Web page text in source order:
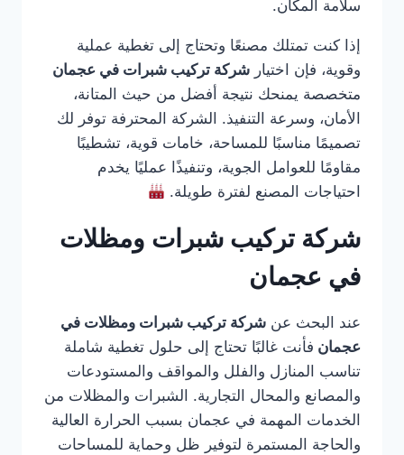
سلامة المكان.
إذا كنت تمتلك مصنعًا وتحتاج إلى تغطية عملية
وقوية، فإن اختيار شركة تركيب شبرات في عجمان
متخصصة يمنحك نتيجة أفضل من حيث المتانة،
الأمان، وسرعة التنفيذ. الشركة المحترفة توفر لك
تصميمًا مناسبًا للمساحة، خامات قوية، تشطيبًا
مقاومًا للعوامل الجوية، وتنفيذًا عمليًا يخدم
احتياجات المصنع لفترة طويلة.
شركة تركيب شبرات ومظلات
في عجمان
عند البحث عن شركة تركيب شبرات ومظلات في
عجمان فأنت غالبًا تحتاج إلى حلول تغطية شاملة
تناسب المنازل والفلل والمواقف والمستودعات
والمصانع والمحال التجارية. الشبرات والمظلات من
الخدمات المهمة في عجمان بسبب الحرارة العالية
والحاجة المستمرة لتوفير ظل وحماية للمساحات